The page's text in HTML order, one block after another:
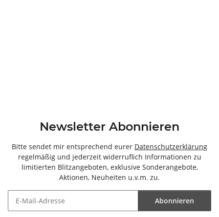
Newsletter Abonnieren
Bitte sendet mir entsprechend eurer Datenschutzerklärung
regelmäßig und jederzeit widerruflich Informationen zu
limitierten Blitzangeboten, exklusive Sonderangebote,
Aktionen, Neuheiten u.v.m. zu.
Abonnieren